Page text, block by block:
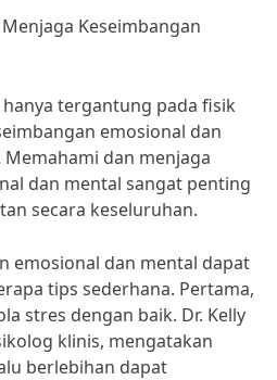
Keseimbangan
tergantung pada fisik
emosional dan
dan menjaga
dan mental sangat penting
secara keseluruhan.
emosional dan mental dapat
tips sederhana. Pertama,
stres dengan baik. Dr. Kelly
klinis, mengatakan
berlebihan dapat